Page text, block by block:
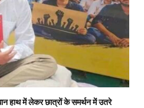
में लेकर छात्रों के समर्थन में उतरे